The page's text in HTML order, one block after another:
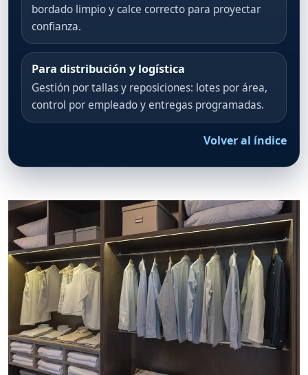
bordado limpio y calce correcto para proyectar
confianza.
Para distribución y logística
Gestión por tallas y reposiciones: lotes por área,
control por empleado y entregas programadas.
Volver al índice